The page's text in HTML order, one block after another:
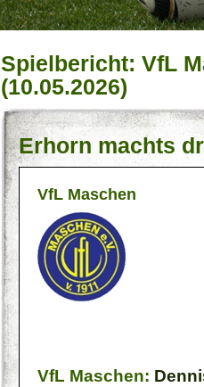
Spielbericht: VfL
(10.05.2026)
Erhorn machts
VfL Maschen
VfL Maschen: